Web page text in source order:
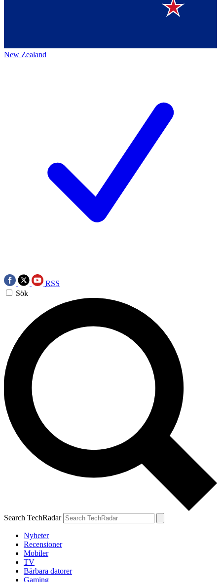
New Zealand
RSS
Sök
Search TechRadar
Nyheter
Recensioner
Mobiler
TV
Bärbara datorer
Gaming